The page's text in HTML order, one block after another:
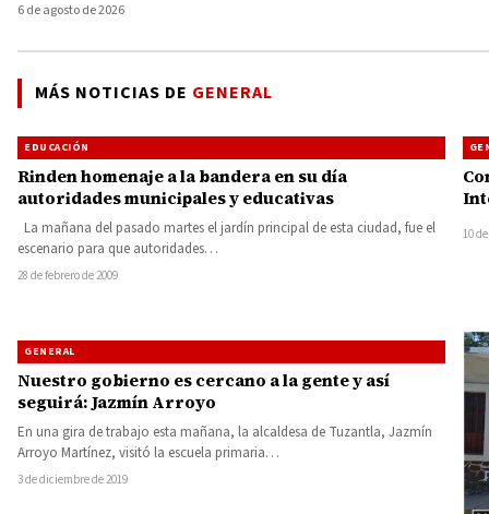
6 de agosto de 2026
MÁS NOTICIAS DE GENERAL
EDUCACIÓN
Rinden homenaje a la bandera en su día
autoridades municipales y educativas
La mañana del pasado martes el jardín principal de esta ciudad, fue el
escenario para que autoridades…
28 de febrero de 2009
10
GENERAL
Nuestro gobierno es cercano a la gente y así
seguirá: Jazmín Arroyo
En una gira de trabajo esta mañana, la alcaldesa de Tuzantla, Jazmín
Arroyo Martínez, visitó la escuela primaria…
3 de diciembre de 2019